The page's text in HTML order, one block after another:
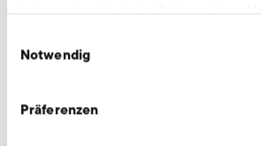
Notwendig
Präferenzen
Weiteres Zubehör für SD 4n FU/